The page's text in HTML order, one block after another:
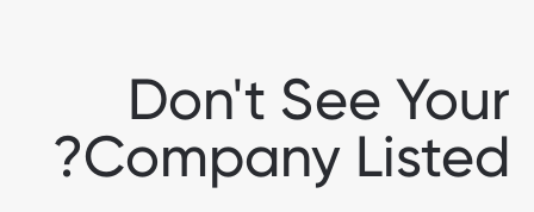
Don't See Your
Company Listed?